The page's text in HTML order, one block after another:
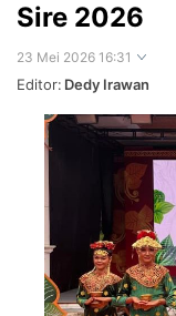
Sire 2026
23 Mei 2026 16:31
Editor: Dedy Irawan